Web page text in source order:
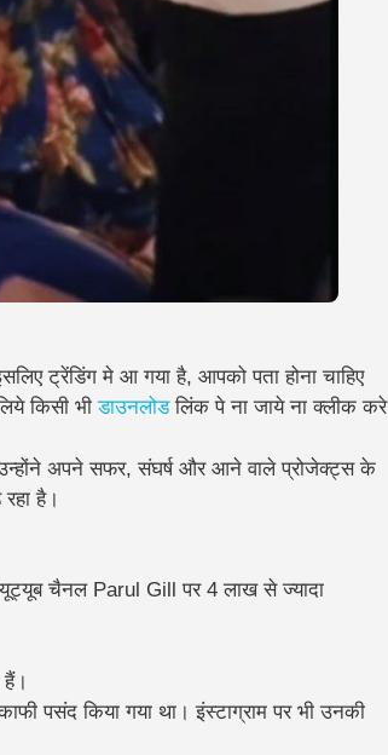
ट्रेंडिंग मे आ गया है, आपको पता होना चाहिए
किसी भीडाउनलोडलिंक पे ना जाये ना क्लीक करे
उन्होंने अपने सफर, संघर्ष और आने वाले प्रोजेक्ट्स के
है।
चैनल Parul Gill पर 4 लाख से ज्यादा
हैं।
पसंद किया गया था। इंस्टाग्राम पर भी उनकी